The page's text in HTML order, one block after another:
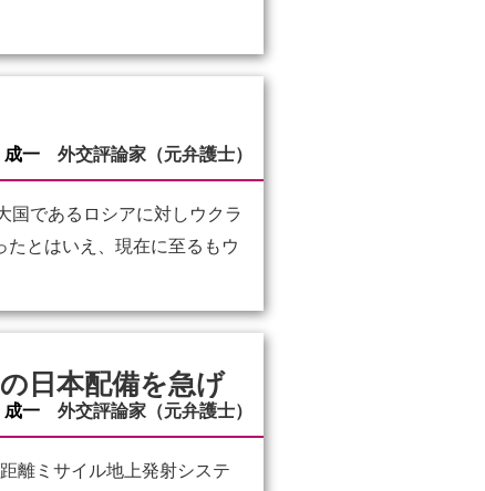
一 外交評論家（元弁護士）
国であるロシアに対しウクラ
とはいえ、現在に至るもウ
日本配備を急げ
一 外交評論家（元弁護士）
離ミサイル地上発射システ